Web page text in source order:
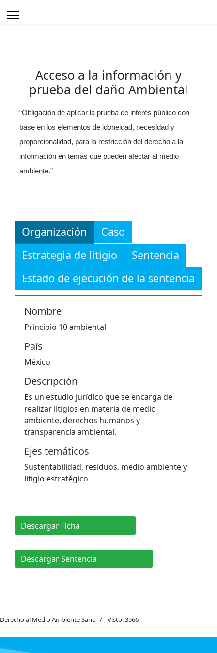
Acceso a la información y
prueba del daño Ambiental
“Obligación de aplicar la prueba de interés público con
base en los elementos de idoneidad, necesidad y
proporcionalidad, para la restricción del derecho a la
información en temas que pueden afectar al medio
ambiente.”
Organización
Caso
Estrategia de litigio
Sentencia
Estado de ejecución de la sentencia
Nombre
Principio 10 ambiental
País
México
Descripción
Es un estudio jurídico que se encarga de
realizar litigios en materia de medio
ambiente, derechos humanos y
transparencia ambiental.
Ejes temáticos
Sustentabilidad, residuos, medio ambiente y
litigio estratégico.
Descargar Ficha
Descargar Sentencia
Derecho al Medio Ambiente Sano Visto: 3566